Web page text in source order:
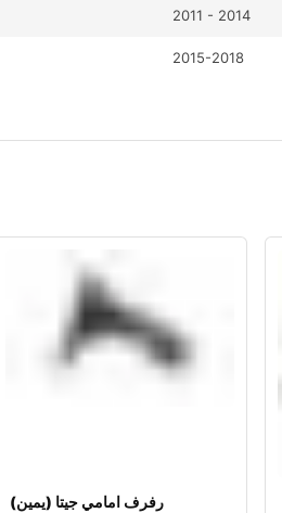
2011 - 2014
2015-2018
(رفرف امامي جيتا (يمين